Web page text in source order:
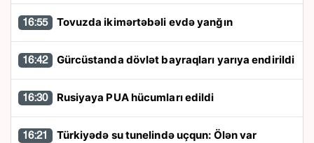
16:55 Tovuzda ikimərtəbəli evdə yanğın
16:42 Gürcüstanda dövlət bayraqları yarıya endirildi
16:30 Rusiyaya PUA hücumları edildi
16:21 Türkiyədə su tunelində uçqun: Ölən var